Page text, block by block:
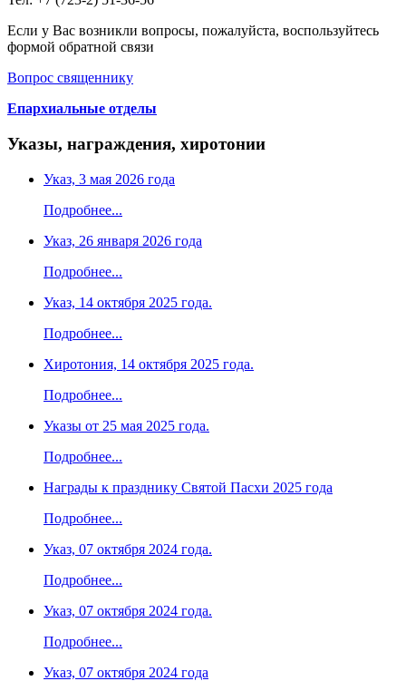
Если у Вас возникли вопросы, пожалуйста, воспользуйтесь
формой обратной связи
Вопрос священнику
Епархиальные отделы
Указы, награждения, хиротонии
Указ, 3 мая 2026 года
Подробнее...
Указ, 26 января 2026 года
Подробнее...
Указ, 14 октября 2025 года.
Подробнее...
Хиротония, 14 октября 2025 года.
Подробнее...
Указы от 25 мая 2025 года.
Подробнее...
Награды к празднику Святой Пасхи 2025 года
Подробнее...
Указ, 07 октября 2024 года.
Подробнее...
Указ, 07 октября 2024 года.
Подробнее...
Указ, 07 октября 2024 года